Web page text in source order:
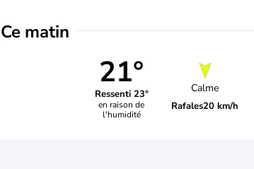
Ce matin
21°
Ressenti 23°
en raison de
l'humidité
Calme
Rafales20 km/h